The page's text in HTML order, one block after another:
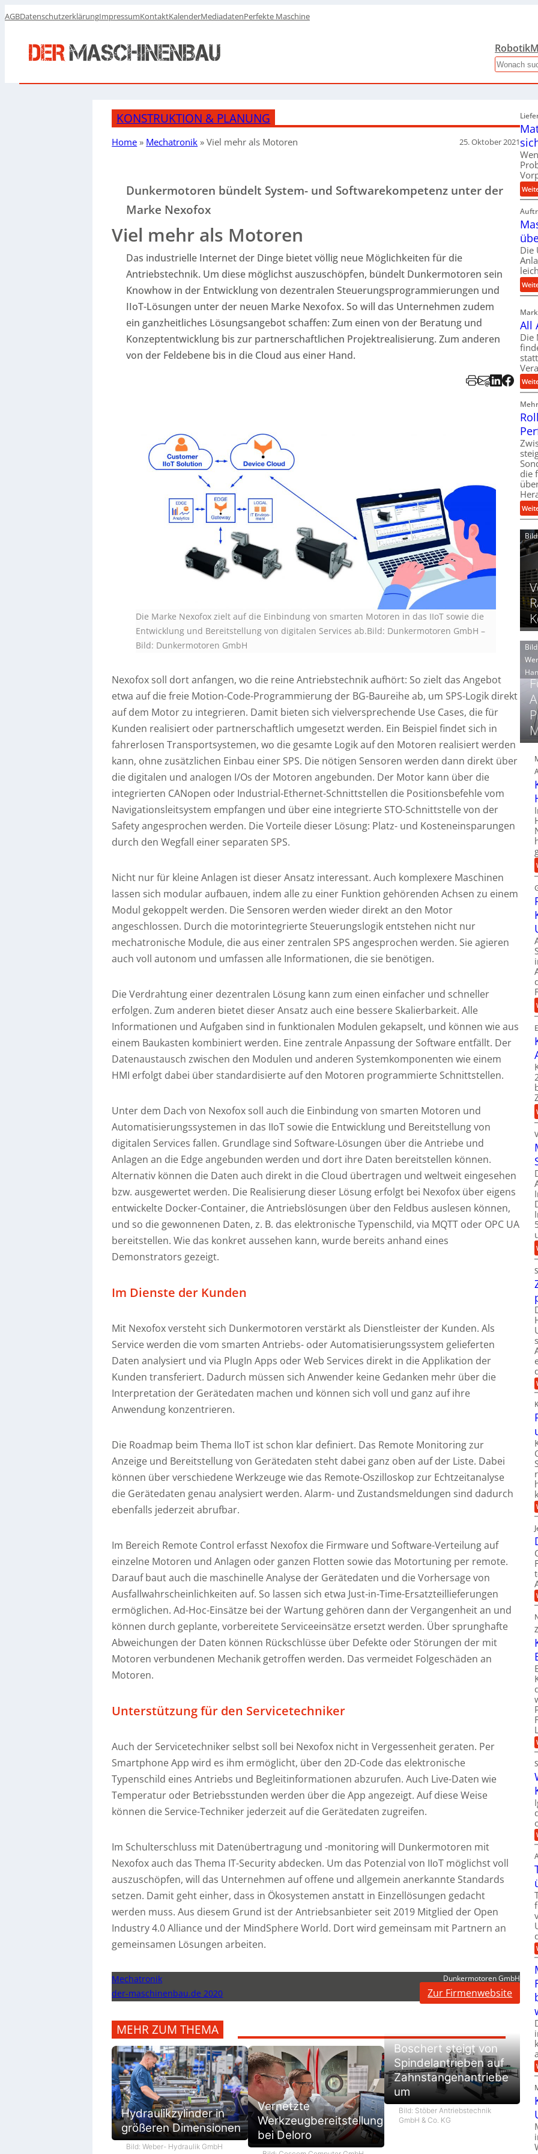
AGBDatenschutzerklärungImpressumKontaktKalenderMediadatenPerfekte Maschine
Robotik
Search
KONSTRUKTION & PLANUNG
Home » Mechatronik »Viel mehr als Motoren 25. Oktober 2021
Dunkermotoren bündelt System- und Softwarekompetenz unter der
Marke Nexofox
Viel mehr als Motoren
Das industrielle Internet der Dinge bietet völlig neue Möglichkeiten für die
Antriebstechnik. Um diese möglichst auszuschöpfen, bündelt Dunkermotoren sein
Knowhow in der Entwicklung von dezentralen Steuerungsprogrammierungen und
IIoT-Lösungen unter der neuen Marke Nexofox. So will das Unternehmen zudem
ein ganzheitliches Lösungsangebot schaffen: Zum einen von der Beratung und
Konzeptentwicklung bis zur partnerschaftlichen Projektrealisierung. Zum anderen
von der Feldebene bis in die Cloud aus einer Hand.
Die Marke Nexofox zielt auf die Einbindung von smarten Motoren in das IIoT sowie die
Entwicklung und Bereitstellung von digitalen Services ab.Bild: Dunkermotoren GmbH –
Bild: Dunkermotoren GmbH
Nexofox soll dort anfangen, wo die reine Antriebstechnik aufhört: So zielt das Angebot
etwa auf die freie Motion-Code-Programmierung der BG-Baureihe ab, um SPS-Logik direkt
auf dem Motor zu integrieren. Damit bieten sich vielversprechende Use Cases, die für
Kunden realisiert oder partnerschaftlich umgesetzt werden. Ein Beispiel findet sich in
fahrerlosen Transportsystemen, wo die gesamte Logik auf den Motoren realisiert werden
kann, ohne zusätzlichen Einbau einer SPS. Die nötigen Sensoren werden dann direkt über
die digitalen und analogen I/Os der Motoren angebunden. Der Motor kann über die
integrierten CANopen oder Industrial-Ethernet-Schnittstellen die Positionsbefehle vom
Navigationsleitsystem empfangen und über eine integrierte STO-Schnittstelle von der
Safety angesprochen werden. Die Vorteile dieser Lösung: Platz- und Kosteneinsparungen
durch den Wegfall einer separaten SPS.
Nicht nur für kleine Anlagen ist dieser Ansatz interessant. Auch komplexere Maschinen
lassen sich modular aufbauen, indem alle zu einer Funktion gehörenden Achsen zu einem
Modul gekoppelt werden. Die Sensoren werden wieder direkt an den Motor
angeschlossen. Durch die motorintegrierte Steuerungslogik entstehen nicht nur
mechatronische Module, die aus einer zentralen SPS angesprochen werden. Sie agieren
auch voll autonom und umfassen alle Informationen, die sie benötigen.
Die Verdrahtung einer dezentralen Lösung kann zum einen einfacher und schneller
erfolgen. Zum anderen bietet dieser Ansatz auch eine bessere Skalierbarkeit. Alle
Informationen und Aufgaben sind in funktionalen Modulen gekapselt, und können wie aus
einem Baukasten kombiniert werden. Eine zentrale Anpassung der Software entfällt. Der
Datenaustausch zwischen den Modulen und anderen Systemkomponenten wie einem
HMI erfolgt dabei über standardisierte auf den Motoren programmierte Schnittstellen.
Unter dem Dach von Nexofox soll auch die Einbindung von smarten Motoren und
Automatisierungssystemen in das IIoT sowie die Entwicklung und Bereitstellung von
digitalen Services fallen. Grundlage sind Software-Lösungen über die Antriebe und
Anlagen an die Edge angebunden werden und dort ihre Daten bereitstellen können.
Alternativ können die Daten auch direkt in die Cloud übertragen und weltweit eingesehen
bzw. ausgewertet werden. Die Realisierung dieser Lösung erfolgt bei Nexofox über eigens
entwickelte Docker-Container, die Antriebslösungen über den Feldbus auslesen können,
und so die gewonnenen Daten, z. B. das elektronische Typenschild, via MQTT oder OPC UA
bereitstellen. Wie das konkret aussehen kann, wurde bereits anhand eines
Demonstrators gezeigt.
Im Dienste der Kunden
Mit Nexofox versteht sich Dunkermotoren verstärkt als Dienstleister der Kunden. Als
Service werden die vom smarten Antriebs- oder Automatisierungssystem gelieferten
Daten analysiert und via PlugIn Apps oder Web Services direkt in die Applikation der
Kunden transferiert. Dadurch müssen sich Anwender keine Gedanken mehr über die
Interpretation der Gerätedaten machen und können sich voll und ganz auf ihre
Anwendung konzentrieren.
Die Roadmap beim Thema IIoT ist schon klar definiert. Das Remote Monitoring zur
Anzeige und Bereitstellung von Gerätedaten steht dabei ganz oben auf der Liste. Dabei
können über verschiedene Werkzeuge wie das Remote-Oszilloskop zur Echtzeitanalyse
die Gerätedaten genau analysiert werden. Alarm- und Zustandsmeldungen sind dadurch
ebenfalls jederzeit abrufbar.
Im Bereich Remote Control erfasst Nexofox die Firmware und Software-Verteilung auf
einzelne Motoren und Anlagen oder ganzen Flotten sowie das Motortuning per remote.
Darauf baut auch die maschinelle Analyse der Gerätedaten und die Vorhersage von
Ausfallwahrscheinlichkeiten auf. So lassen sich etwa Just-in-Time-Ersatzteillieferungen
ermöglichen. Ad-Hoc-Einsätze bei der Wartung gehören dann der Vergangenheit an und
können durch geplante, vorbereitete Serviceeinsätze ersetzt werden. Über sprunghafte
Abweichungen der Daten können Rückschlüsse über Defekte oder Störungen der mit
Motoren verbundenen Mechanik getroffen werden. Das vermeidet Folgeschäden an
Motoren.
Unterstützung für den Servicetechniker
Auch der Servicetechniker selbst soll bei Nexofox nicht in Vergessenheit geraten. Per
Smartphone App wird es ihm ermöglicht, über den 2D-Code das elektronische
Typenschild eines Antriebs und Begleitinformationen abzurufen. Auch Live-Daten wie
Temperatur oder Betriebsstunden werden über die App angezeigt. Auf diese Weise
können die Service-Techniker jederzeit auf die Gerätedaten zugreifen.
Im Schulterschluss mit Datenübertragung und -monitoring will Dunkermotoren mit
Nexofox auch das Thema IT-Security abdecken. Um das Potenzial von IIoT möglichst voll
auszuschöpfen, will das Unternehmen auf offene und allgemein anerkannte Standards
setzen. Damit geht einher, dass in Ökosystemen anstatt in Einzellösungen gedacht
werden muss. Aus diesem Grund ist der Antriebsanbieter seit 2019 Mitglied der Open
Industry 4.0 Alliance und der MindSphere World. Dort wird gemeinsam mit Partnern an
gemeinsamen Lösungen arbeiten.
Mechatronik
der-maschinenbau.de 2020
Dunkermotoren GmbH
Zur Firmenwebsite
MEHR ZUM THEMA
Hydraulikzylinder in
größeren Dimensionen
Bild: Weber- Hydraulik GmbH
Vernetzte
Werkzeugbereitstellung
bei Deloro
Boschert steigt von
Spindelantrieben auf
Zahnstangenantriebe
um
Bild: Stöber Antriebstechnik
GmbH & Co. KG
Die
All
Die
die